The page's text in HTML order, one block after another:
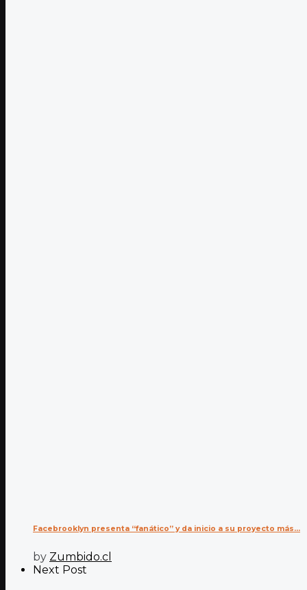
Facebrooklyn presenta “fanático” y da inicio a su proyecto más...
by Zumbido.cl
Next Post